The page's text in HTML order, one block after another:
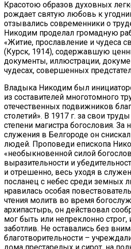
Красотою образов духовных
рождает святую любовь к
отзывались современники о
Никодим проделал громадную
«Житие, прославление и чудеса
(Курск, 1914), содержавшую
документы, иллюстрации,
чудесах, совершенных
Владыка Никодим был
из составителей многотомного
отечественных подвижников
столетий». В 1917 г. за свои
степени магистра богословия.
служения в Белгороде он
людей. Проповеди епископа
«необыкновенной силой
выразительности и
и отрешенно, весь уходя в
посланец с небес среди земных
нравилась особая
чтения молитв во время
архипастырь, он действовал
мог быть или непреклонно строг,
заботлив. Не оставались без
благотворительности –